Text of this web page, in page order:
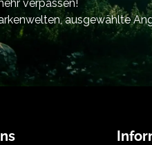
verpassen!
ausgewählte